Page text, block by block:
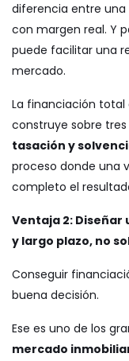
diferencia entre
con margen real. Y
puede facilitar una
mercado.
La financiación total
construye sobre tres
tasación y
proceso donde una
completo el
Ventaja 2:
y largo plazo, no
Conseguir
buena decisión.
Ese es uno de los
mercado